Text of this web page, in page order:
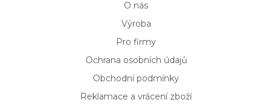
O nás
Výroba
Pro firmy
Ochrana osobních údajů
Obchodní podmínky
Reklamace a vrácení zboží